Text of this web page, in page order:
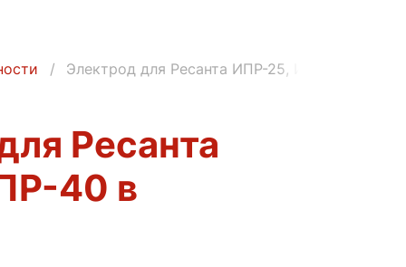
Электрод для Ресанта ИПР-25, ИПР-40 в
Ресанта
40 в